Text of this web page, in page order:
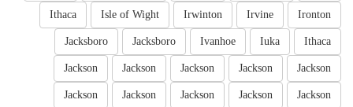
Ironton
Irvine
Irwinton
Isle of Wight
Ithaca
Ithaca
Iuka
Ivanhoe
Jacksboro
Jacksboro
Jackson
Jackson
Jackson
Jackson
Jackson
Jackson
Jackson
Jackson
Jackson
Jackson